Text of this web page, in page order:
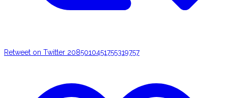
Retweet on Twitter 2085010451755319757